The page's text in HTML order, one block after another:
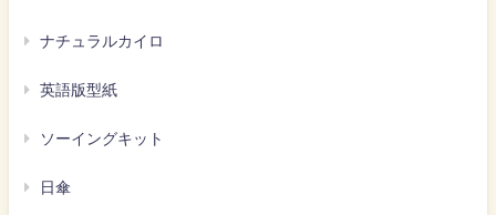
ナチュラルカイロ
英語版型紙
ソーイングキット
日傘